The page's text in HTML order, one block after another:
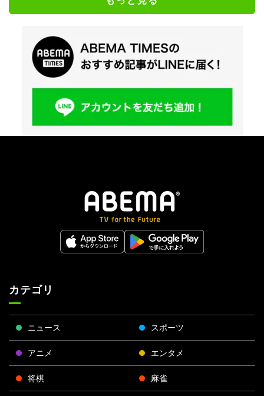
カテゴリ
ニュース スポーツ
アニメ エンタメ
将棋 麻雀